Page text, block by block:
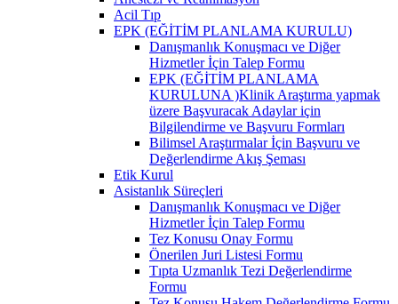
Acil Tıp
EPK (EĞİTİM PLANLAMA KURULU)
Danışmanlık Konuşmacı ve Diğer
Hizmetler İçin Talep Formu
EPK (EĞİTİM PLANLAMA
KURULUNA )Klinik Araştırma yapmak
üzere Başvuracak Adaylar için
Bilgilendirme ve Başvuru Formları
Bilimsel Araştırmalar İçin Başvuru ve
Değerlendirme Akış Şeması
Etik Kurul
Asistanlık Süreçleri
Danışmanlık Konuşmacı ve Diğer
Hizmetler İçin Talep Formu
Tez Konusu Onay Formu
Önerilen Juri Listesi Formu
Tıpta Uzmanlık Tezi Değerlendirme
Formu